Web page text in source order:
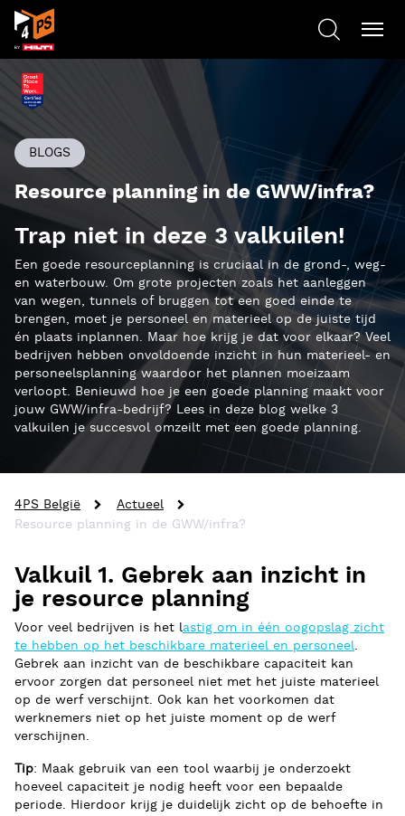
BLOGS
Resource planning in de GWW/infra?
Trap niet in deze 3 valkuilen!
Een goede resourceplanning is cruciaal in de grond-, weg-
en waterbouw. Om grote projecten zoals het aanleggen
van wegen, tunnels of bruggen tot een goed einde te
brengen, moet je personeel en materieel op de juiste tijd
én plaats inplannen. Maar hoe krijg je dat voor elkaar? Veel
bedrijven hebben onvoldoende inzicht in hun materieel- en
personeelsplanning waardoor het plannen moeizaam
verloopt. Benieuwd hoe je een goede planning maakt voor
jouw GWW/infra-bedrijf? Lees in deze blog welke 3
valkuilen je succesvol omzeilt met een goede planning.
4PS België
Actueel
Resource planning in de GWW/infra?
Valkuil 1. Gebrek aan inzicht in
je resource planning
Voor veel bedrijven is het lastig om in één oogopslag zicht
te hebben op het beschikbare materieel en personeel.
Gebrek aan inzicht van de beschikbare capaciteit kan
ervoor zorgen dat personeel niet met het juiste materieel
op de werf verschijnt. Ook kan het voorkomen dat
werknemers niet op het juiste moment op de werf
verschijnen.
Tip: Maak gebruik van een tool waarbij je onderzoekt
hoeveel capaciteit je nodig heeft voor een bepaalde
periode. Hierdoor krijg je duidelijk zicht op de behoefte in